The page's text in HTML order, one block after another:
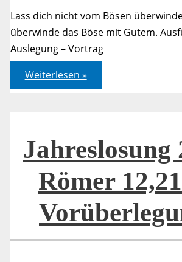
Lass dich nicht vom Bösen
überwinde das Böse mit Gutem.
Auslegung – Vortrag
Jahreslosung
2011
–
Weiterlesen »
Jahreslosung
Römer